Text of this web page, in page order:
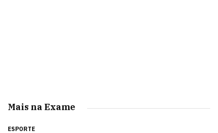
Mais na Exame
ESPORTE